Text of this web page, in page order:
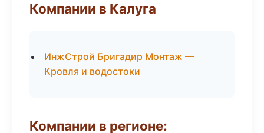
Компании в Калуга
ИнжСтрой Бригадир Монтаж —
Кровля и водостоки
Компании в регионе: